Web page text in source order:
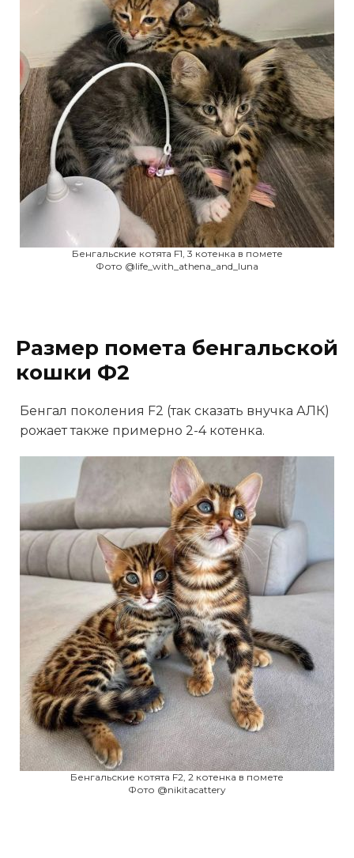
Бенгальские котята F1, 3 котенка в помете
Фото @life_with_athena_and_luna
Размер помета бенгальской
кошки Ф2
Бенгал поколения F2 (так сказать внучка АЛК)
рожает также примерно 2-4 котенка.
Бенгальские котята F2, 2 котенка в помете
Фото @nikitacattery